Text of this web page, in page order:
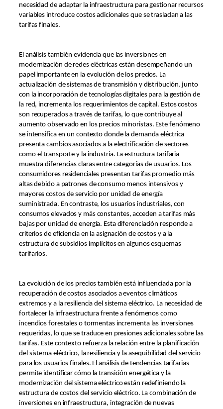
necesidad de adaptar la infraestructura para gestionar recursos
variables introduce costos adicionales que se trasladan a las
tarifas finales.
El análisis también evidencia que las inversiones en
modernización de redes eléctricas están desempeñando un
papel importante en la evolución de los precios. La
actualización de sistemas de transmisión y distribución, junto
con la incorporación de tecnologías digitales para la gestión de
la red, incrementa los requerimientos de capital. Estos costos
son recuperados a través de tarifas, lo que contribuye al
aumento observado en los precios minoristas. Este fenómeno
se intensifica en un contexto donde la demanda eléctrica
presenta cambios asociados a la electrificación de sectores
como el transporte y la industria. La estructura tarifaria
muestra diferencias claras entre categorías de usuarios. Los
consumidores residenciales presentan tarifas promedio más
altas debido a patrones de consumo menos intensivos y
mayores costos de servicio por unidad de energía
suministrada. En contraste, los usuarios industriales, con
consumos elevados y más constantes, acceden a tarifas más
bajas por unidad de energía. Esta diferenciación responde a
criterios de eficiencia en la asignación de costos y a la
estructura de subsidios implícitos en algunos esquemas
tarifarios.
La evolución de los precios también está influenciada por la
recuperación de costos asociados a eventos climáticos
extremos y a la resiliencia del sistema eléctrico. La necesidad de
fortalecer la infraestructura frente a fenómenos como
incendios forestales o tormentas incrementa las inversiones
requeridas, lo que se traduce en presiones adicionales sobre las
tarifas. Este contexto refuerza la relación entre la planificación
del sistema eléctrico, la resiliencia y la asequibilidad del servicio
para los usuarios finales. El análisis de tendencias tarifarias
permite identificar cómo la transición energética y la
modernización del sistema eléctrico están redefiniendo la
estructura de costos del servicio eléctrico. La combinación de
inversiones en infraestructura, integración de nuevas